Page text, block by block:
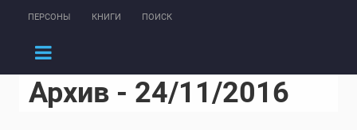
ПЕРСОНЫ КНИГИ ПОИСК
Архив - 24/11/2016